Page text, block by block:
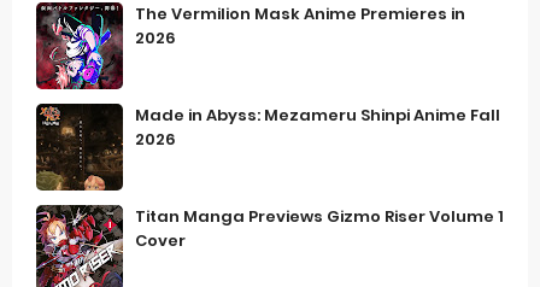
The Vermilion Mask Anime Premieres in
2026
Made in Abyss: Mezameru Shinpi Anime Fall
2026
Titan Manga Previews Gizmo Riser Volume 1
Cover